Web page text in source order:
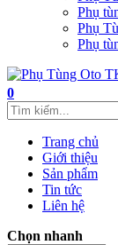
Phụ
Phụ
Phụ
0
Trang chủ
Giới thiệu
Sản phẩm
Tin tức
Liên hệ
Chọn nhanh